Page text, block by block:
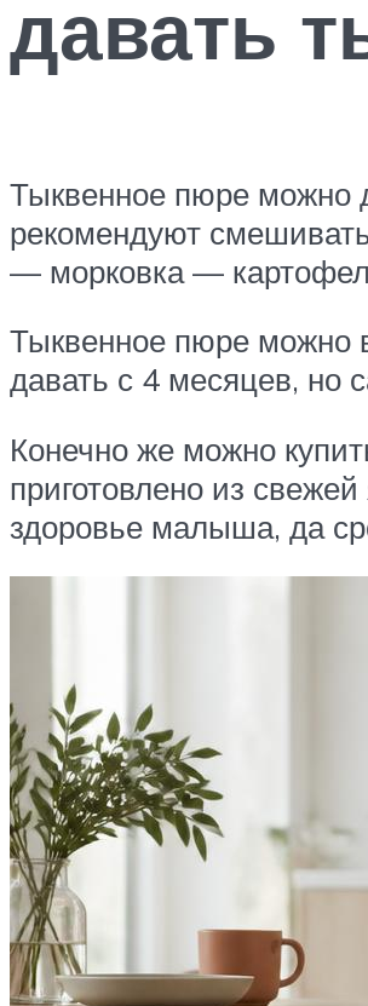
давать
Тыквенное пюре можно
рекомендуют
— морковка —
Тыквенное пюре можно
давать с 4 месяцев, но
Конечно же можно
приготовлено из
здоровье малыша, да